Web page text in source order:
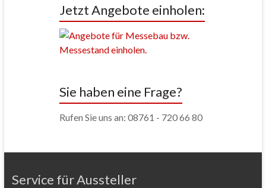
Jetzt Angebote einholen:
Sie haben eine Frage?
Rufen Sie uns an: 08761 - 720 66 80
Service für Aussteller